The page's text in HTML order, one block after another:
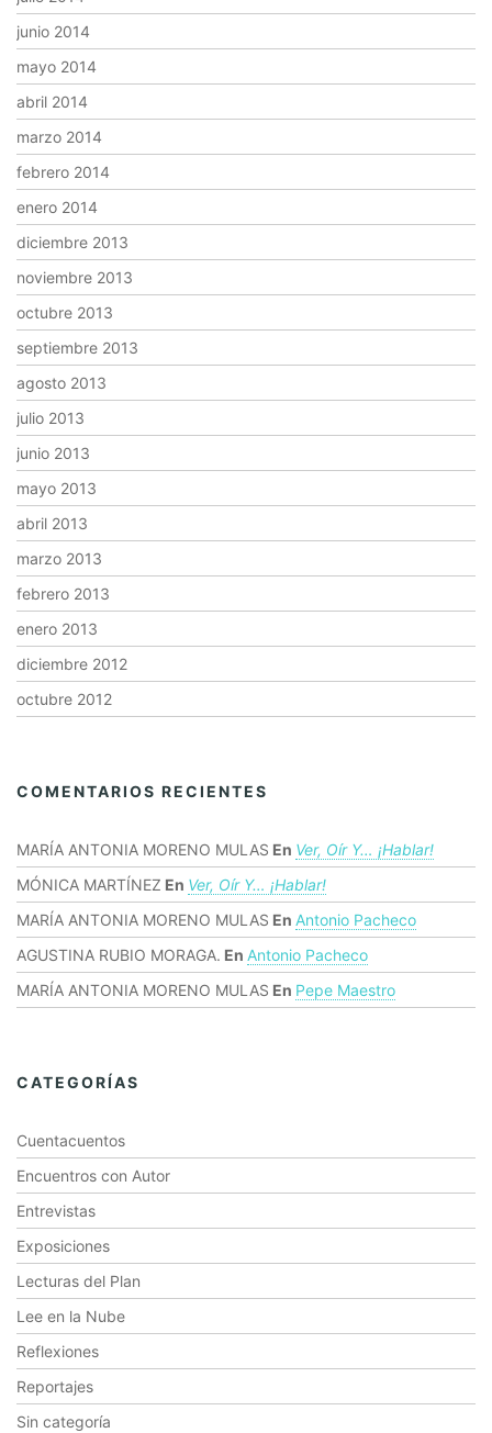
junio 2014
mayo 2014
abril 2014
marzo 2014
febrero 2014
enero 2014
diciembre 2013
noviembre 2013
octubre 2013
septiembre 2013
agosto 2013
julio 2013
junio 2013
mayo 2013
abril 2013
marzo 2013
febrero 2013
enero 2013
diciembre 2012
octubre 2012
COMENTARIOS RECIENTES
MARÍA ANTONIA MORENO MULAS En Ver, Oír Y… ¡hablar!
MÓNICA MARTÍNEZ En Ver, Oír Y… ¡hablar!
MARÍA ANTONIA MORENO MULAS En Antonio Pacheco
AGUSTINA RUBIO MORAGA. En Antonio Pacheco
MARÍA ANTONIA MORENO MULAS En Pepe Maestro
CATEGORÍAS
Cuentacuentos
Encuentros con Autor
Entrevistas
Exposiciones
Lecturas del Plan
Lee en la Nube
Reflexiones
Reportajes
Sin categoría